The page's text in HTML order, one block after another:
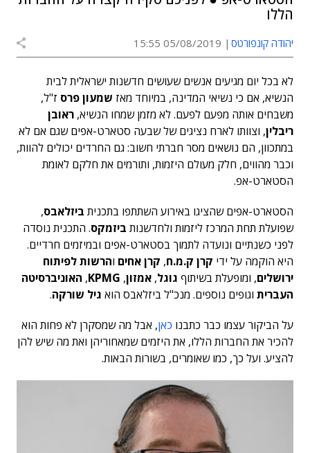
הללו
יהודה קונפורטס 05/08/2019 15:55
לא בכל יום מגיעים אנשים שעושים חדשנות ישראלית לבית
הנשיא, אם כי נשיאי המדינה, במיוחד מאז שמעון פרס ז"ל,
משבחים אותה מפעם לפעם. לא מזמן שמחו הנשיא, ראובן
ריבלין, וצוותו לארח נציגים של שבעה סטארט-אפים שגם אם לא
במתכוון, הם נושאים מסר חברתי חשוב: גם החרדים יכולים להוות,
וכבר מהווים, חלק מעולם היזמות, ותורמים את חלקם לאומת
הסטארט-אפ.
הסטארט-אפים שהציגו באירוע השתתפו בתכנית ביזלאבס,
שפועלת תחת המרכז ליזמות ולחדשנות ביזמקס. התכנית נוסדה
לפני כשנתיים ונועדה לתמוך בסטארט-אפים ובמיזמים חרדיים.
היא הוקמה על ידי קרן ק.מ.ח, קרן אחים והרשות לפיתוח
ירושלים, ומופעלת בשיתוף גוגל, אמזון,
KPMG
, האוניברסיטה
העברית וגופים נוספים. מנכ"ל ביזלאבס הוא גיל שורקה.
על הביקור עצמו כבר כתבנו כאן, אבל מה שמסקרן לא פחות הוא
להכיר את החברות הללו, את היזמים שמאחוריהן ואת מה שיש להן
להציע. ועל כך, כמו שאומרים, בשורות הבאות.